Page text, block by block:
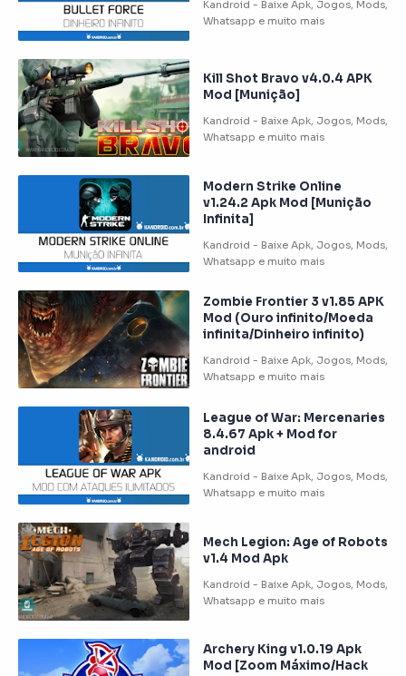
Kill Shot Bravo v4.0.4 APK
Mod [Munição]
Modern Strike Online
v1.24.2 Apk Mod [Munição
Infinita]
Zombie Frontier 3 v1.85 APK
Mod (Ouro infinito/Moeda
infinita/Dinheiro infinito)
League of War: Mercenaries
8.4.67 Apk + Mod for
android
Mech Legion: Age of Robots
v1.4 Mod Apk
Archery King v1.0.19 Apk
Mod [Zoom Máximo/Hack